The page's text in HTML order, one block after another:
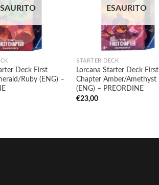
Deck First
Ruby (ENG) –
ESAURITO
STARTER DECK
Lorcana Starter Deck First
Chapter Amber/Amethyst
(ENG) – PREORDINE
€23,00